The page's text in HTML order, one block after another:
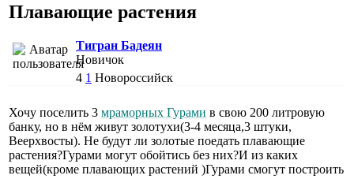
Плавающие растения
Тигран Бадеян
Новичок
4 1 Новороссийск
Хочу поселить 3 мраморных Гурами в свою 200 литровую
банку, но в нём живут золотухи(3-4 месяца,3 штуки,
Веерхвосты). Не будут ли золотые поедать плавающие
растения?Гурами могут обойтись без них?И из каких
вещей(кроме плавающих растений )Гурами смогут построить